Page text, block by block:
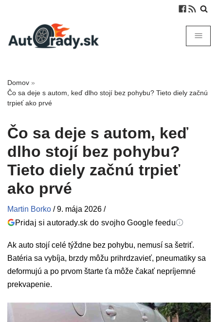
Domov »
Čo sa deje s autom, keď dlho stojí bez pohybu? Tieto diely začnú
trpieť ako prvé
Čo sa deje s autom, keď
dlho stojí bez pohybu?
Tieto diely začnú trpieť
ako prvé
Martin Borko /9. mája 2026 /
Pridaj si autorady.sk do svojho Google feedu
Ak auto stojí celé týždne bez pohybu, nemusí sa šetriť.
Batéria sa vybíja, brzdy môžu prihrdzavieť, pneumatiky sa
deformujú a po prvom štarte ťa môže čakať nepríjemné
prekvapenie.